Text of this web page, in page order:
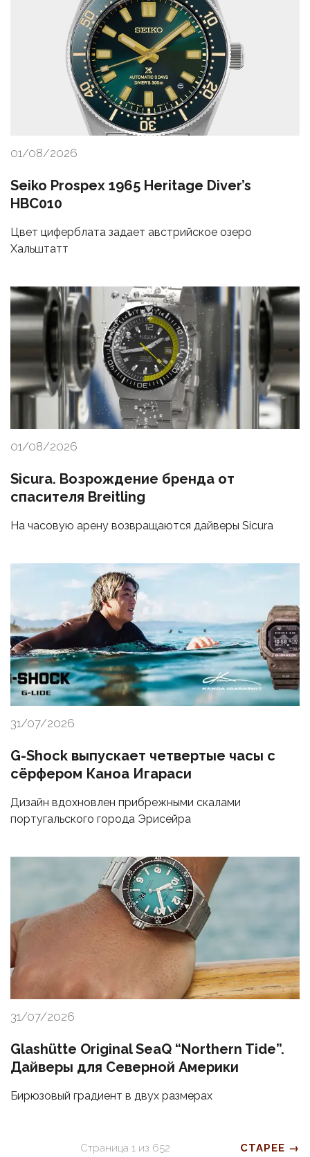
01/08/2026
Seiko Prospex 1965 Heritage Diver’s
HBC010
Цвет циферблата задает австрийское озеро
Хальштатт
01/08/2026
Sicura. Возрождение бренда от
спасителя Breitling
На часовую арену возвращаются дайверы Sicura
31/07/2026
G-Shock выпускает четвертые часы с
сёрфером Каноа Игараси
Дизайн вдохновлен прибрежными скалами
португальского города Эрисейра
31/07/2026
Glashütte Original SeaQ “Northern Tide”.
Дайверы для Северной Америки
Бирюзовый градиент в двух размерах
Страница 1 из 652 СТАРЕЕ →